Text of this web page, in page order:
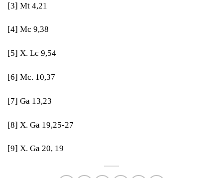
[3] Mt 4,21
[4] Mc 9,38
[5] X. Lc 9,54
[6] Mc. 10,37
[7] Ga 13,23
[8] X. Ga 19,25-27
[9] X. Ga 20, 19